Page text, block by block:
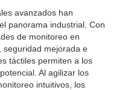
avanzados han
panorama industrial. Con
de monitoreo en
seguridad mejorada e
táctiles permiten a los
Al agilizar los
intuitivos, los